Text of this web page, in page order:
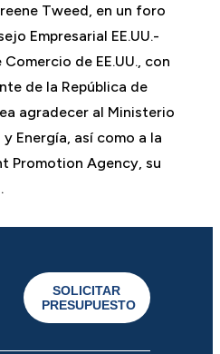
Tweed, en un foro
Empresarial EE.UU.-
de EE.UU., con
de la República de
agradecer al Ministerio
Energía, así como a la
Promotion Agency, su
SOLICITAR
PRESUPUESTO